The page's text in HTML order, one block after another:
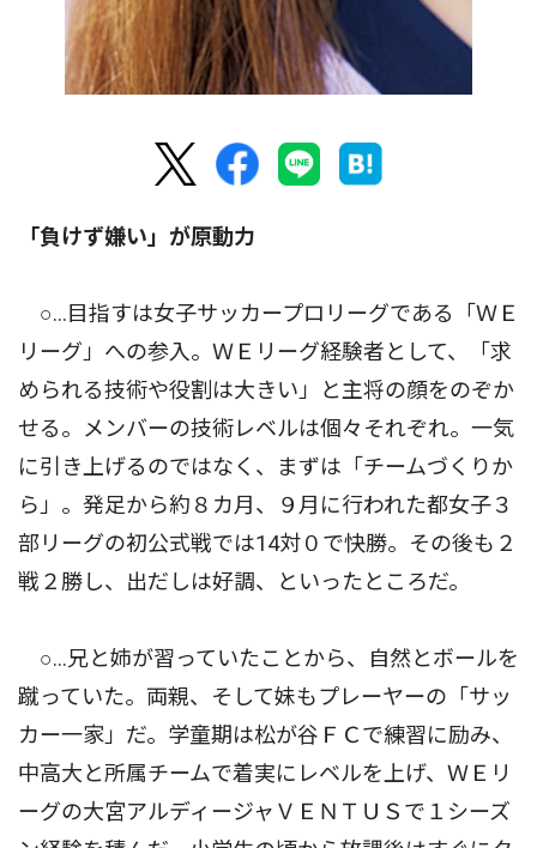
「負けず嫌い」が原動力
○…目指すは女子サッカープロリーグである「ＷＥ
リーグ」への参入。ＷＥリーグ経験者として、「求
められる技術や役割は大きい」と主将の顔をのぞか
せる。メンバーの技術レベルは個々それぞれ。一気
に引き上げるのではなく、まずは「チームづくりか
ら」。発足から約８カ月、９月に行われた都女子３
部リーグの初公式戦では14対０で快勝。その後も２
戦２勝し、出だしは好調、といったところだ。
○…兄と姉が習っていたことから、自然とボールを
蹴っていた。両親、そして妹もプレーヤーの「サッ
カー一家」だ。学童期は松が谷ＦＣで練習に励み、
中高大と所属チームで着実にレベルを上げ、ＷＥリ
ーグの大宮アルディージャＶＥＮＴＵＳで１シーズ